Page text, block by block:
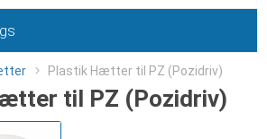
Plastik Hætter til PZ (Pozidriv)
til PZ (Pozidriv)